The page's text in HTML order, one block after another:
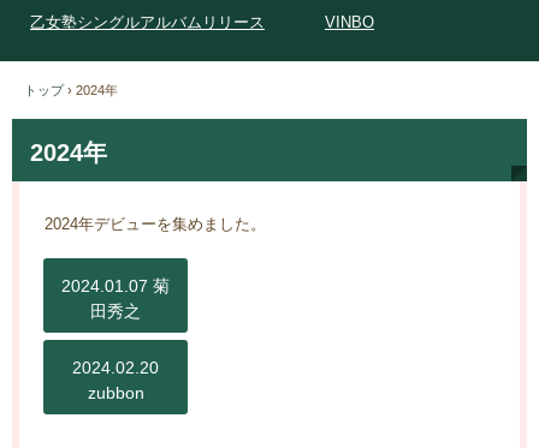
乙女塾シングルアルバムリリース VINBO
トップ › 2024年
2024年
2024年デビューを集めました。
2024.01.07 菊
田秀之
2024.02.20
zubbon